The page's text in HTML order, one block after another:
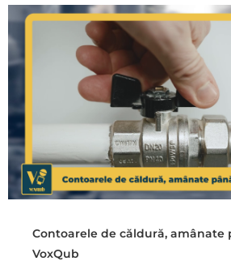
Contoarele de căldură, amânate
VoxQub